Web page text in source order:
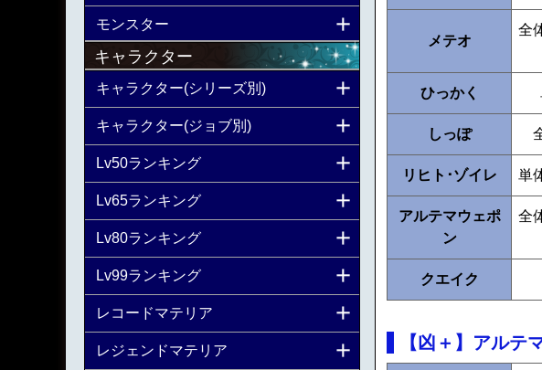
メテオ
全
ひっかく
しっぽ
リヒト･ゾイレ 単
アルテマウェポ
ン
全
クエイク
【凶＋】アルテ
モンスター
キャラクター
キャラクター(シリーズ別)
キャラクター(ジョブ別)
Lv50ランキング
Lv65ランキング
Lv80ランキング
Lv99ランキング
レコードマテリア
レジェンドマテリア